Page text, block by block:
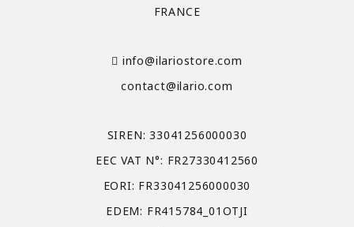
FRANCE
info@ilariostore.com
contact@ilario.com
SIREN: 33041256000030
EEC VAT N°: FR27330412560
EORI: FR33041256000030
EDEM: FR415784_01OTJI